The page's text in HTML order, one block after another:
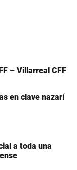
– Villarreal CFF
en clave nazarí
a toda una